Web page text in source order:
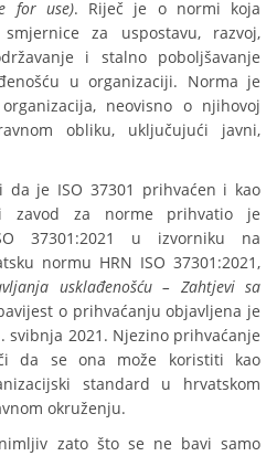
for use). Riječ je o normi koja
za uspostavu, razvoj,
i stalno poboljšavanje
u organizaciji. Norma je
neovisno o njihovoj
obliku, uključujući javni,
da je ISO 37301 prihvaćen i kao
zavod za norme prihvatio je
37301:2021 u izvorniku na
normu HRN ISO 37301:2021,
usklađenošću – Zahtjevi sa
o prihvaćanju objavljena je
svibnja 2021. Njezino prihvaćanje
da se ona može koristiti kao
standard u hrvatskom
okruženju.
zato što se ne bavi samo